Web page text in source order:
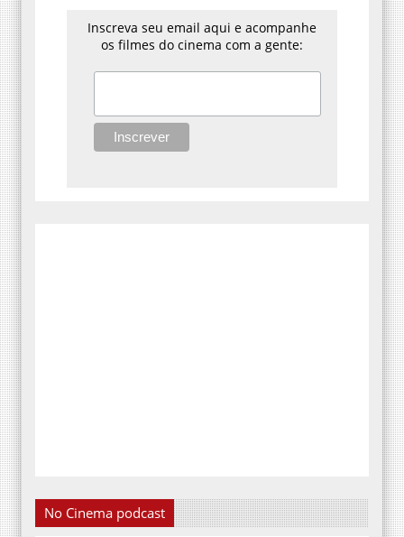
Inscreva seu email aqui e acompanhe
os filmes do cinema com a gente:
No Cinema podcast